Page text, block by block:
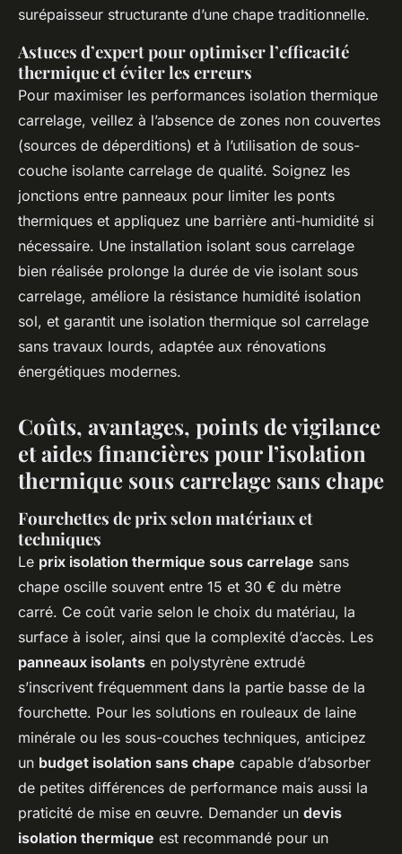
surépaisseur structurante d’une chape traditionnelle.
Astuces d’expert pour optimiser l’efficacité
thermique et éviter les erreurs
Pour maximiser les performances isolation thermique
carrelage, veillez à l’absence de zones non couvertes
(sources de déperditions) et à l’utilisation de sous-
couche isolante carrelage de qualité. Soignez les
jonctions entre panneaux pour limiter les ponts
thermiques et appliquez une barrière anti-humidité si
nécessaire. Une installation isolant sous carrelage
bien réalisée prolonge la durée de vie isolant sous
carrelage, améliore la résistance humidité isolation
sol, et garantit une isolation thermique sol carrelage
sans travaux lourds, adaptée aux rénovations
énergétiques modernes.
Coûts, avantages, points de vigilance
et aides financières pour l’isolation
thermique sous carrelage sans chape
Fourchettes de prix selon matériaux et
techniques
Le prix isolation thermique sous carrelage sans
chape oscille souvent entre 15 et 30 € du mètre
carré. Ce coût varie selon le choix du matériau, la
surface à isoler, ainsi que la complexité d’accès. Les
panneaux isolants en polystyrène extrudé
s’inscrivent fréquemment dans la partie basse de la
fourchette. Pour les solutions en rouleaux de laine
minérale ou les sous-couches techniques, anticipez
un budget isolation sans chape capable d’absorber
de petites différences de performance mais aussi la
praticité de mise en œuvre. Demander un devis
isolation thermique est recommandé pour un